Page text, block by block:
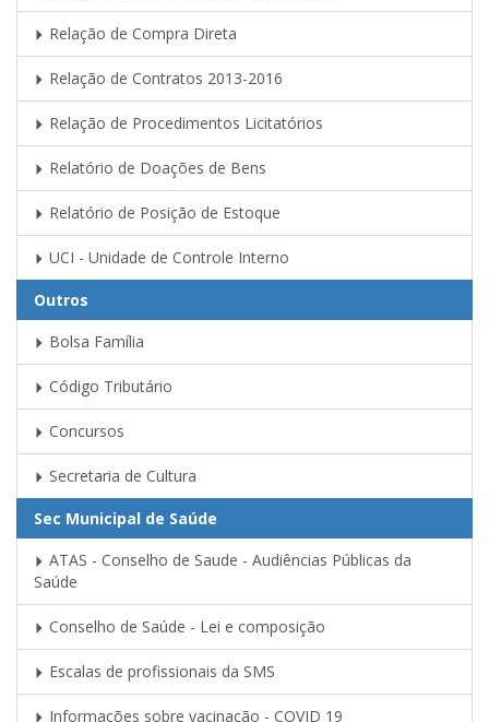
Relação de Compra Direta
Relação de Contratos 2013-2016
Relação de Procedimentos Licitatórios
Relatório de Doações de Bens
Relatório de Posição de Estoque
UCI - Unidade de Controle Interno
Outros
Bolsa Família
Código Tributário
Concursos
Secretaria de Cultura
Sec Municipal de Saúde
ATAS - Conselho de Saude - Audiências Públicas da
Saúde
Conselho de Saúde - Lei e composição
Escalas de profissionais da SMS
Informações sobre vacinação - COVID 19